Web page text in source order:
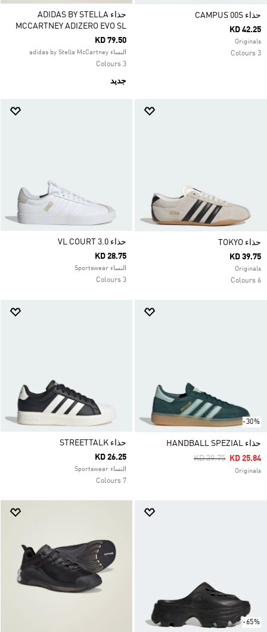
حذاء CAMPUS 00S
KD 42.25
Originals
3 Colours
حذاء ADIDAS BY STELLA
MCCARTNEY ADIZERO EVO SL
KD 79.50
النساء adidas by Stella McCartney
3 Colours
جديد
حذاء TOKYO
KD 39.75
Originals
6 Colours
حذاء VL COURT 3.0
KD 28.75
النساء Sportswear
3 Colours
-30%
حذاء HANDBALL SPEZIAL
Price Reduced
KD 39.75ToKD 25.84
Originals
حذاء STREETTALK
KD 26.25
النساء Sportswear
7 Colours
-65%